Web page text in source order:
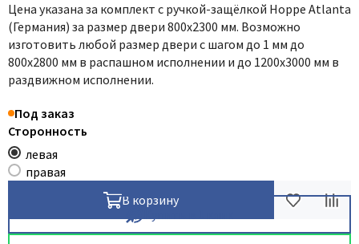
Comit
Covali
Dircode
Eclisse
El Porta
Fantom
Fimet
Fratelli Cattini
GlassTur
Цена указана за комплект с ручкой-защёлкой Hoppe Atlanta
(Германия) за размер двери 800х2300 мм. Возможно
изготовить любой размер двери с шагом до 1 мм до
800х2800 мм в распашном исполнении и до 1200х3000 мм в
раздвижном исполнении.
Под заказ
Сторонность
левая
правая
В корзину